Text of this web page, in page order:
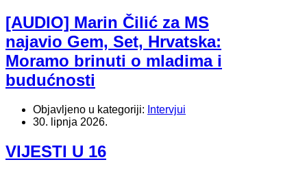
[AUDIO] Marin Čilić za MS
najavio Gem, Set, Hrvatska:
Moramo brinuti o mladima i
budućnosti
Objavljeno u kategoriji: Intervjui
30. lipnja 2026.
VIJESTI U 16